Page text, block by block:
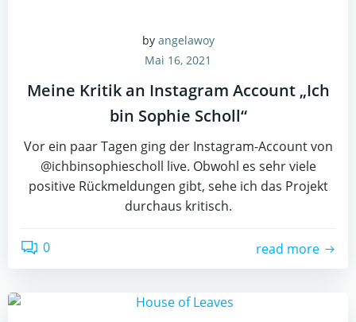
by angelawoy
Mai 16, 2021
Meine Kritik an Instagram Account „Ich
bin Sophie Scholl“
Vor ein paar Tagen ging der Instagram-Account von
@ichbinsophiescholl live. Obwohl es sehr viele
positive Rückmeldungen gibt, sehe ich das Projekt
durchaus kritisch.
0 read more